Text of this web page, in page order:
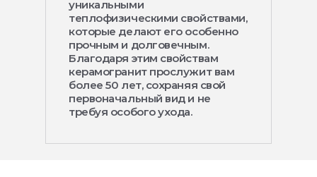
уникальными
теплофизическими свойствами,
которые делают его особенно
прочным и долговечным.
Благодаря этим свойствам
керамогранит прослужит вам
более 50 лет, сохраняя свой
первоначальный вид и не
требуя особого ухода.